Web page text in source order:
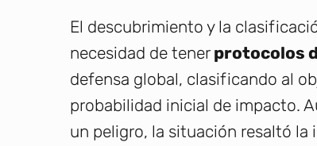
El descubrimiento y la
necesidad de tener protocolos
defensa global, clasificando al
probabilidad inicial de impacto.
un peligro, la situación resaltó la